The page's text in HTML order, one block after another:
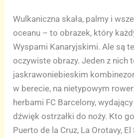
Wulkaniczna skała, palmy i
oceanu – to obrazek, który
Wyspami Kanaryjskimi. Ale są
oczywiste obrazy. Jeden z nich
jaskrawoniebieskim
w berecie, na nietypowym
herbami FC Barcelony,
dźwięk ostrzałki do noży. Kto
Puerto de la Cruz, La Orotavy, El